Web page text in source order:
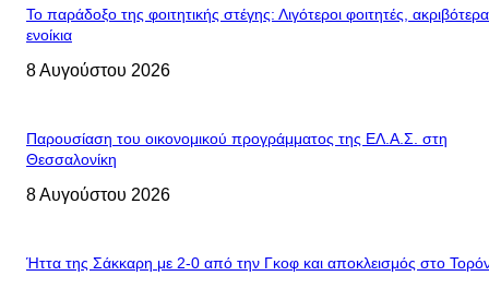
Το παράδοξο της φοιτητικής στέγης: Λιγότεροι φοιτητές, ακριβότερα
ενοίκια
8 Αυγούστου 2026
Παρουσίαση του οικονομικού προγράμματος της ΕΛ.Α.Σ. στη
Θεσσαλονίκη
8 Αυγούστου 2026
Ήττα της Σάκκαρη με 2-0 από την Γκοφ και αποκλεισμός στο